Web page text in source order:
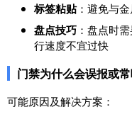
标签粘贴：避免与
盘点技巧 ：盘点时
行速度不宜过快
门禁为什么会误报或
可能原因及解决方案：